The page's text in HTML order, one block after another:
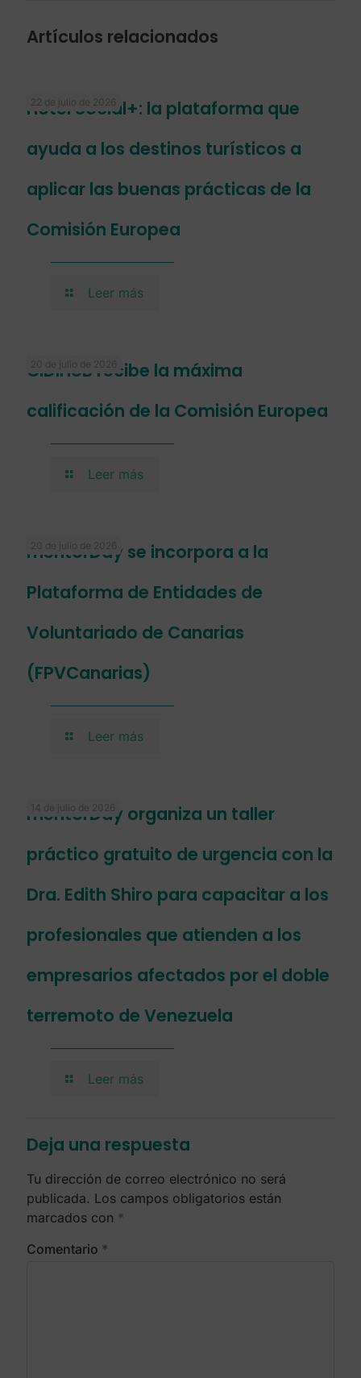
Artículos relacionados
22 de julio de 2026
Hotel Social+: la plataforma que
ayuda a los destinos turísticos a
aplicar las buenas prácticas de la
Comisión Europea
Leer más
20 de julio de 2026
CIDIHUB recibe la máxima
calificación de la Comisión Europea
Leer más
20 de julio de 2026
mentorDay se incorpora a la
Plataforma de Entidades de
Voluntariado de Canarias
(FPVCanarias)
Leer más
14 de julio de 2026
mentorDay organiza un taller
práctico gratuito de urgencia con la
Dra. Edith Shiro para capacitar a los
profesionales que atienden a los
empresarios afectados por el doble
terremoto de Venezuela
Leer más
Deja una respuesta
Tu dirección de correo electrónico no será
publicada. Los campos obligatorios están
marcados con *
Comentario *